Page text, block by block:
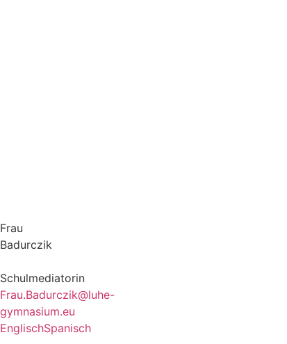
Frau
Badurczik
Schulmediatorin
Frau.Badurczik@luhe-
gymnasium.eu
EnglischSpanisch